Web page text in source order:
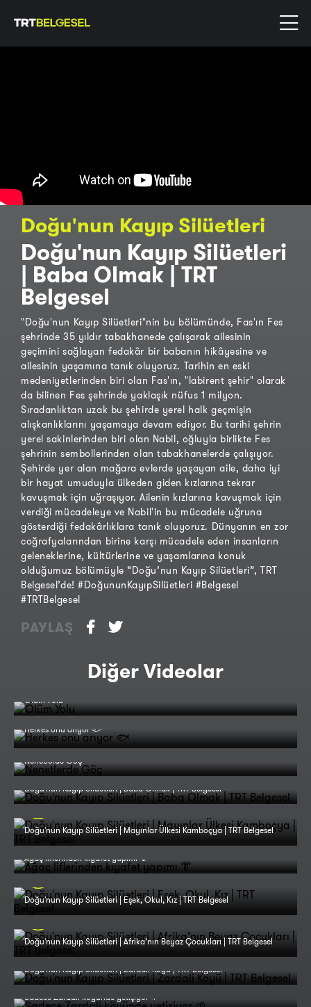
Doğu'nun Kayıp Silüetleri
Doğu'nun Kayıp Silüetleri
| Baba Olmak | TRT
Belgesel
"Doğu'nun Kayıp Silüetleri"nin bu bölümünde, Fas'ın Fes
şehrinde 35 yıldır tabakhanede çalışarak ailesinin
geçimini sağlayan fedakâr bir babanın hikâyesine ve
ailesinin yaşamına tanık oluyoruz. Tarihin en eski
medeniyetlerinden biri olan Fas'ın, "labirent şehir" olarak
da bilinen Fes şehrinde yaklaşık nüfus 1 milyon.
Sıradanlıktan uzak bu şehirde yerel halk geçmişin
alışkanlıklarını yaşamaya devam ediyor. Bu tarihi şehrin
yerel sakinlerinden biri olan Nabil, oğluyla birlikte Fes
şehrinin sembollerinden olan tabakhanelerde çalışıyor.
Şehirde yer alan mağara evlerde yaşayan aile, daha iyi
bir hayat umuduyla ülkeden giden kızlarına tekrar
kavuşmak için uğraşıyor. Ailenin kızlarına kavuşmak için
verdiği mücadeleye ve Nabil'in bu mücadele uğruna
gösterdiği fedakârlıklara tanık oluyoruz. Dünyanın en zor
coğrafyalarından birine karşı mücadele eden insanların
geleneklerine, kültürlerine ve yaşamlarına konuk
olduğumuz bölümüyle “Doğu’nun Kayıp Silüetleri”, TRT
Belgesel’de! #DoğununKayıpSilüetleri #Belgesel
#TRTBelgesel
PAYLAŞ
Diğer Videolar
Ölüm Yolu
Herkes onu arıyor 🐟
Nenetlerde Göç
Doğu'nun Kayıp Silüetleri | Baba Olmak | TRT Belgesel
Doğu'nun Kayıp Silüetleri | Mayınlar Ülkesi Kamboçya | TRT Belgesel
Ağaç liflerinden kıyafet yapımı 👘
Doğu'nun Kayıp Silüetleri | Eşek, Okul, Kız | TRT Belgesel
Doğu'nun Kayıp Silüetleri | Afrika’nın Beyaz Çocukları | TRT Belgesel
Doğu'nun Kayıp Silüetleri | Zardali Köyü | TRT Belgesel
Sadece Zardali köyünde yetişiyor 🌱